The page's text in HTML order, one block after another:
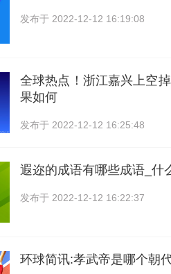
发布于 2022-12-12 16:19:08
全球热点！浙江嘉兴上空
果如何
发布于 2022-12-12 16:25:48
遐迩的成语有哪些成语_什
发布于 2022-12-12 16:22:37
环球简讯:孝武帝是哪个朝